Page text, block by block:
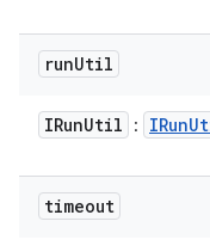
runUtil
IRunUtil : IRun
timeout